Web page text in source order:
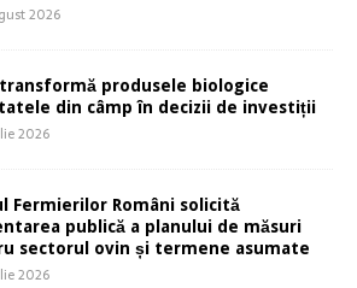
2026
produsele biologice
din câmp în decizii de investiții
2026
Fermierilor Români solicită
publică a planului de măsuri
sectorul ovin și termene asumate
2026